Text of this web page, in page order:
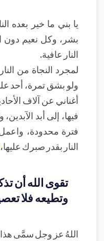
يا بني ما خير بعده
بشر، وكل نعيم دون
النار عافية.
لمجرد النجاة من
ولو بشق تمرة، أحد
أغناني عن آلاف
فيها، إلى أبد
فترة محدودة،
النار بقدر صبرك عليها،
تقوى الله أن
وتطيعه فلا
اللهُ عز وجل سمَّى هذا